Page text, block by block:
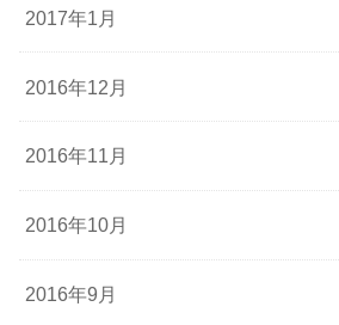
2017年1月
2016年12月
2016年11月
2016年10月
2016年9月